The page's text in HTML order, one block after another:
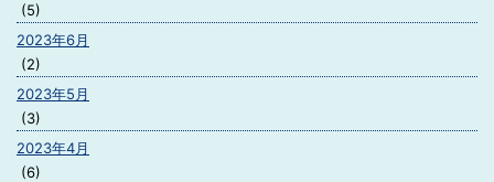
(5)
2023年6月
(2)
2023年5月
(3)
2023年4月
(6)